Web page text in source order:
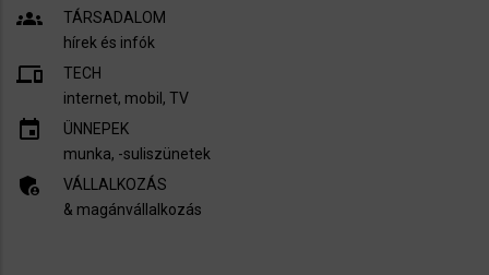
groups
TÁRSADALOM
hírek és infók
devices
TECH
internet, mobil, TV​
insert_invitation
ÜNNEPEK
munka, -suliszünetek
admin_panel_settings
VÁLLALKOZÁS
& magánvállalkozás